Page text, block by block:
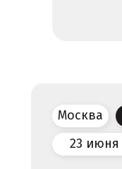
23 июня
Москва